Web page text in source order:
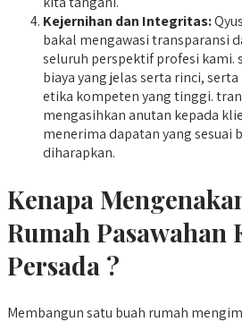
Kejernihan dan Integritas:
bakal mengawasi transparansi
seluruh perspektif profesi kami.
biaya yang jelas serta rinci,
etika kompeten yang tinggi.
mengasihkan anutan kepada
menerima dapatan yang sesuai
diharapkan.
Kenapa
Rumah Pasawahan
Persada ?
Membangun satu buah rumah